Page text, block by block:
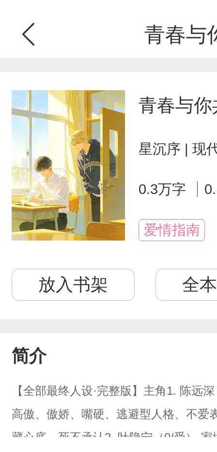
青春与
青春与
星沉序 | 现
0.3万字
爱情指南
放入书架 全
简介
【全部最终人设·完整版】主角1. 陈远
高傲、傲娇、嘴硬、逃避型人格、不爱
藏心底，死不承认2. 叶隐宁（0/受）-